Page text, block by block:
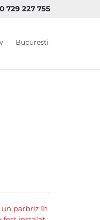
729 227 755
Bucuresti
parbriz în